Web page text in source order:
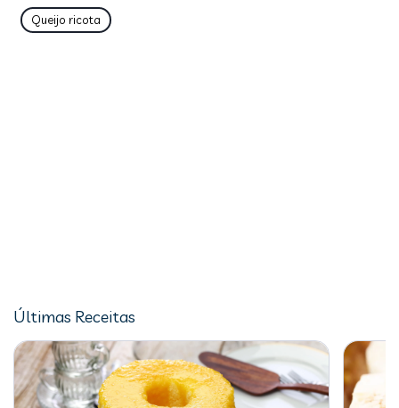
Queijo ricota
Últimas Receitas